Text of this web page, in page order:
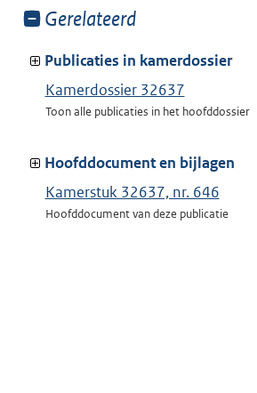
Toon
van:
Gerelateerd
Publicaties in kamerdossier
Kamerdossier 32637
Toon alle publicaties in het hoofddossier
Hoofddocument en bijlagen
Kamerstuk 32637, nr. 646
Hoofddocument van deze publicatie